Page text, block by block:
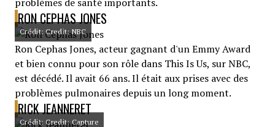
RON CEPHAS JONES
Crédit: Credit: NBC
Ron Cephas Jones, acteur gagnant d'un Emmy Award
et bien connu pour son rôle dans This Is Us, sur NBC,
est décédé. Il avait 66 ans. Il était aux prises avec des
problèmes pulmonaires depuis un long moment.
RICK JEANNERET
Crédit: Credit: Capture